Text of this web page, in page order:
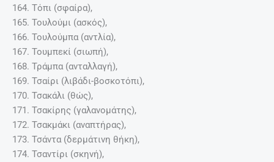
164. Τόπι (σφαίρα),
165. Τουλούμι (ασκός),
166. Τουλούμπα (αντλία),
167. Τουμπεκί (σιωπή),
168. Τράμπα (ανταλλαγή),
169. Τσαίρι (λιβάδι-βοσκοτόπι),
170. Τσακάλι (θώς),
171. Τσακίρης (γαλανομάτης),
172. Τσακμάκι (αναπτήρας),
173. Τσάντα (δερμάτινη θήκη),
174. Τσαντίρι (σκηνή),